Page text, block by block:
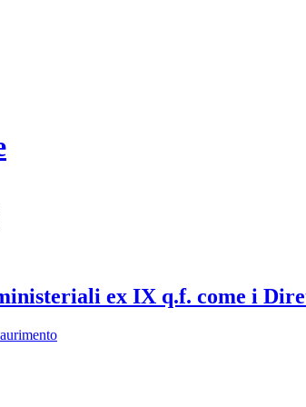
ex IX q.f. come i